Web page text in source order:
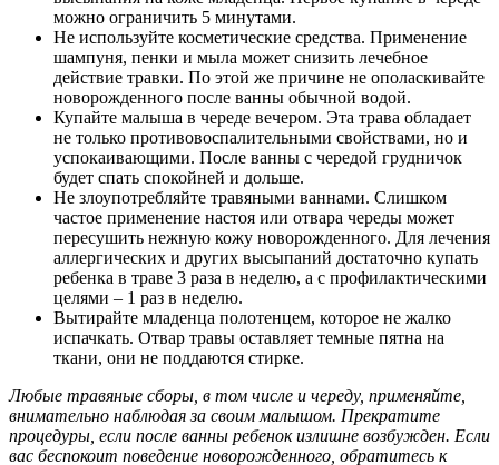
можно ограничить 5 минутами.
Не используйте косметические средства. Применение
шампуня, пенки и мыла может снизить лечебное
действие травки. По этой же причине не ополаскивайте
новорожденного после ванны обычной водой.
Купайте малыша в череде вечером. Эта трава обладает
не только противовоспалительными свойствами, но и
успокаивающими. После ванны с чередой грудничок
будет спать спокойней и дольше.
Не злоупотребляйте травяными ваннами. Слишком
частое применение настоя или отвара череды может
пересушить нежную кожу новорожденного. Для лечения
аллергических и других высыпаний достаточно купать
ребенка в траве 3 раза в неделю, а с профилактическими
целями – 1 раз в неделю.
Вытирайте младенца полотенцем, которое не жалко
испачкать. Отвар травы оставляет темные пятна на
ткани, они не поддаются стирке.
Любые травяные сборы, в том числе и череду, применяйте,
внимательно наблюдая за своим малышом. Прекратите
процедуры, если после ванны ребенок излишне возбужден. Если
вас беспокоит поведение новорожденного, обратитесь к